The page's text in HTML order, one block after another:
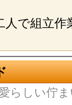
で組立作
らしい佇